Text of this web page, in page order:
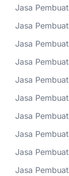
Jasa
Jasa
Jasa
Jasa
Jasa
Jasa
Jasa
Jasa
Jasa
Jasa